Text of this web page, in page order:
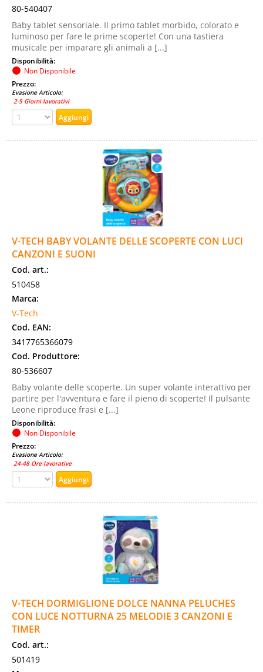
80-540407
Baby tablet sensoriale. Il primo tablet morbido, colorato e
luminoso per fare le prime scoperte! Con una tastiera
musicale per imparare gli animali a [...]
Disponibilità:
Non Disponibile
Prezzo:
Evasione Articolo:
2-5 Giorni lavorativi
V-TECH BABY VOLANTE DELLE SCOPERTE CON LUCI
CANZONI E SUONI
Cod. art.:
510458
Marca:
V-Tech
Cod. EAN:
3417765366079
Cod. Produttore:
80-536607
Baby volante delle scoperte. Un super volante interattivo per
partire per l'avventura e fare il pieno di scoperte! Il pulsante
Leone riproduce frasi e [...]
Disponibilità:
Non Disponibile
Prezzo:
Evasione Articolo:
24-48 Ore lavorative
V-TECH DORMIGLIONE DOLCE NANNA PELUCHES
CON LUCE NOTTURNA 25 MELODIE 3 CANZONI E
TIMER
Cod. art.:
501419